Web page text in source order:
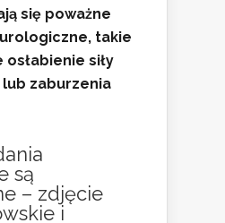
się poważne
takie
osłabienie siły
zaburzenia
są
– zdjęcie
i